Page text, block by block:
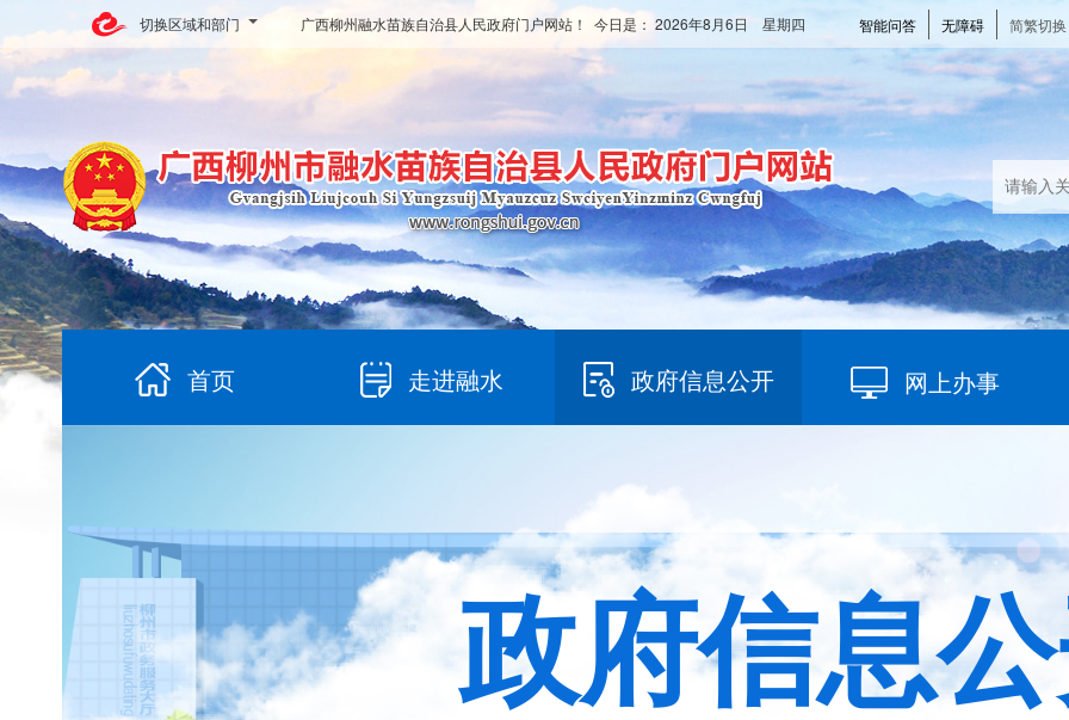
切换区域和部门 智能问答 无障碍 简繁切换
广西柳州融水苗族自治县人民政府门户网站！ 今日是： 2026年8月6日 星期四
首页 走进融水 政府信息公开 网上办事
政府信息